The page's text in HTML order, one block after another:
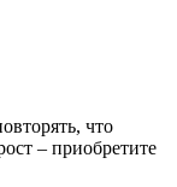
что
– приобретите